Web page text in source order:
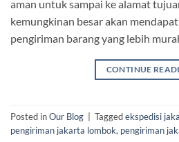
aman untuk sampai ke alamat
kemungkinan besar akan
pengiriman barang yang lebih
CONTINUE
Posted inOur Blog Taggedekspedisi
pengiriman jakarta lombok, pengiriman